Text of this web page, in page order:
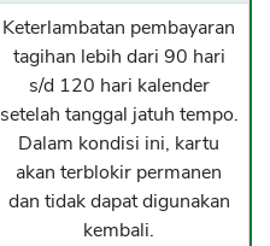
Keterlambatan pembayaran
tagihan lebih dari 90 hari
s/d 120 hari kalender
setelah tanggal jatuh tempo.
Dalam kondisi ini, kartu
akan terblokir permanen
dan tidak dapat digunakan
kembali.